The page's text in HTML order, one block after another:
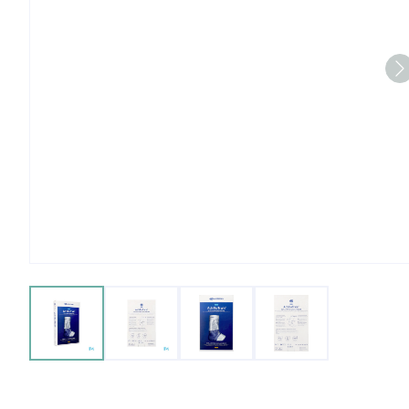
View larger imageView larger imageView larger image